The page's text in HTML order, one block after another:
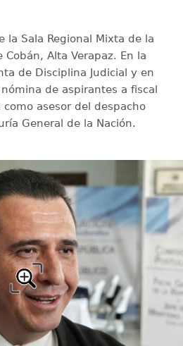
la Sala Regional Mixta de la
Alta Verapaz. En la
de Disciplina Judicial y en
de aspirantes a fiscal
asesor del despacho
General de la Nación.